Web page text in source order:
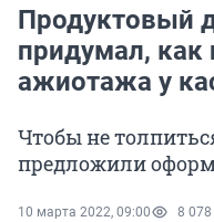
Продуктовый
придумал, как
ажиотажа у
Чтобы не
предложили
10 марта 2022, 09:00 8 078